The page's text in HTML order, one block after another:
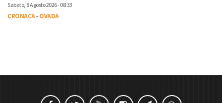
Sabato, 8 Agosto 2026 - 08:33
CRONACA-OVADA